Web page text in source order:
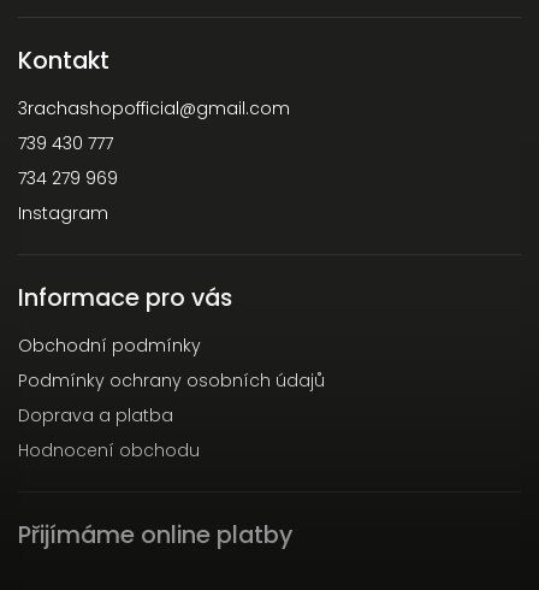
Kontakt
3rachashopofficial@gmail.com
739 430 777
734 279 969
Instagram
Informace pro vás
Obchodní podmínky
Podmínky ochrany osobních údajů
Doprava a platba
Hodnocení obchodu
Přijímáme online platby